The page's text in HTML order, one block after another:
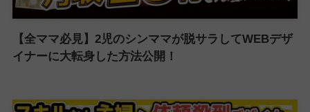
【全ママ必見】2児のシンママが脱サラしてWEBデザ
イナーに大転身した方法公開！